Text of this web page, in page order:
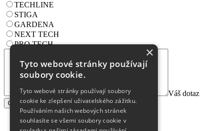
TECHLINE
STIGA
GARDENA
NEXT TECH
PRO TECH
Váš dotaz
ODESLAT DOTAZ
Sociální sítě
×
Tyto webové stránky používají
soubory cookie.
Tyto webové stránky používají soubory
cookie ke zlepšení uživatelského zážitku.
Používáním našich webových stránek
souhlasíte se všemi soubory cookie v